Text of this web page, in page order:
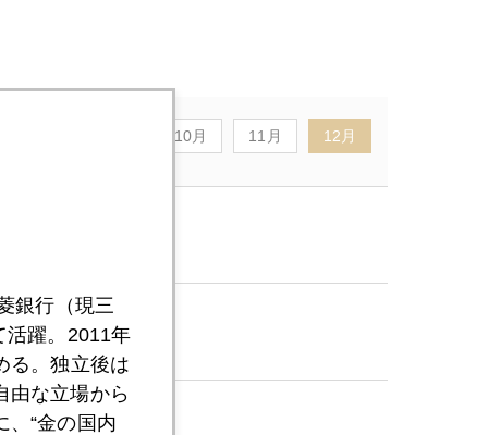
10月 11月 12月
銀行（現三
活躍。2011年
る。独立後は
由な立場から
、“金の国内